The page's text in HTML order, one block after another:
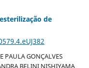
de
PAULA GONÇALVES
BELINI NISHIYAMA